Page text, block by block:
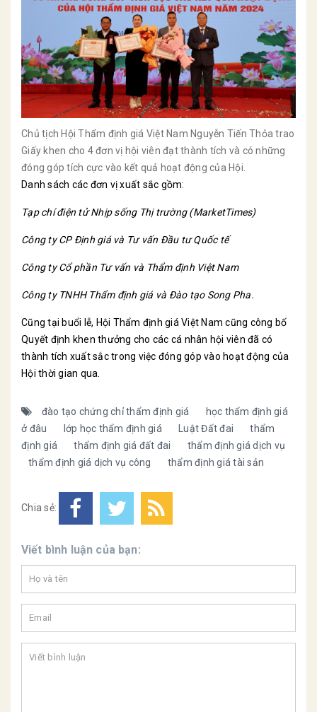
Chủ tịch Hội Thẩm định giá Việt Nam Nguyễn Tiến Thỏa trao
Giấy khen cho 4 đơn vị hội viên đạt thành tích và có những
đóng góp tích cực vào kết quả hoạt động của Hội.
Danh sách các đơn vị xuất sắc gồm:
Tạp chí điện tử Nhịp sống Thị trường(MarketTimes)
Công ty CP Định giá và Tư vấn Đầu tư Quốc tế
Công ty Cổ phần Tư vấn và Thẩm định Việt Nam
Công ty TNHH Thẩm định giá và Đào tạo Song Pha.
Cũng tại buổi lễ, Hội Thẩm định giá Việt Nam cũng công bố
Quyết định khen thưởng cho các cá nhân hội viên đã có
thành tích xuất sắc trong việc đóng góp vào hoạt động của
Hội thời gian qua.
đào tạo chứng chỉ thẩm định giá
học thẩm định giá
ở đâu
lớp học thẩm định giá Luật Đất đai
thẩm
định giá
thẩm định giá đất đai
thẩm định giá dịch vụ
thẩm định giá dịch vụ công
thẩm định giá tài sản
Chia sẻ:
Viết bình luận của bạn: